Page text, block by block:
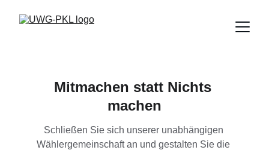
Mitmachen statt Nichts
machen
Schließen Sie sich unserer unabhängigen
Wählergemeinschaft an und gestalten Sie die